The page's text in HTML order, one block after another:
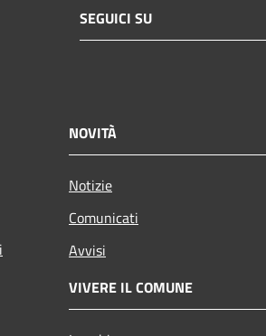
SEGUICI SU
NOVITÀ
Notizie
Comunicati
Avvisi
VIVERE IL COMUNE